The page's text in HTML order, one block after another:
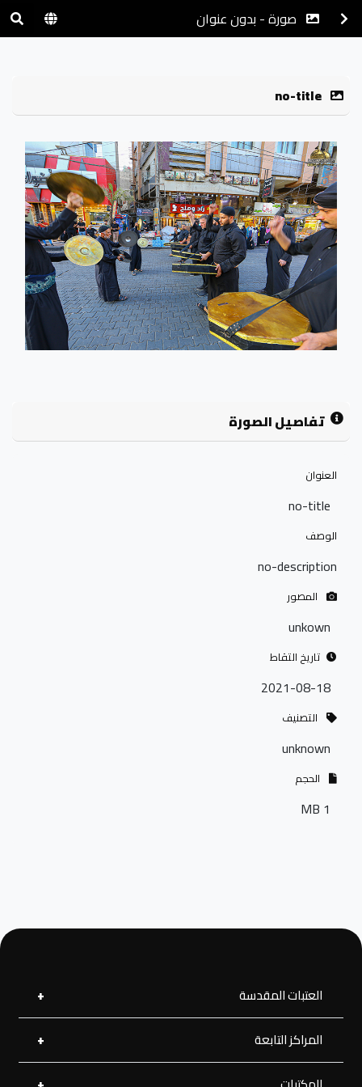
صورة - بدون عنوان
no-title
تفاصيل الصورة
العنوان
no-title
الوصف
no-description
المصور
unkown
تاريخ التقاط
2021-08-18
التصنيف
unknown
الحجم
1 MB
العتبات المقدسة
العتبة العلوية المقدسة
العتبة الحسينية المقدسة
المراكز التابعة